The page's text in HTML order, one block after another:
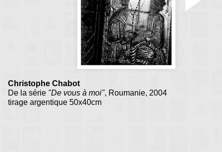
Christophe Chabot
De la série "De vous à moi", Roumanie, 2004
tirage argentique 50x40cm